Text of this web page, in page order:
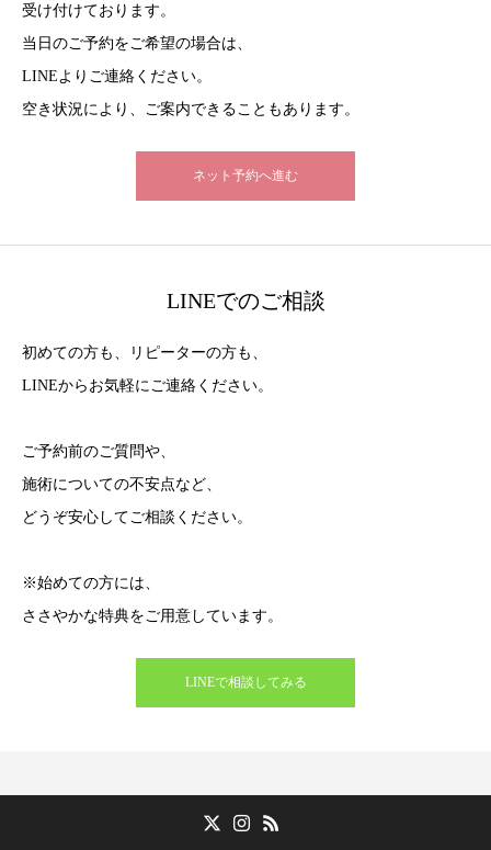
受け付けております。
当日のご予約をご希望の場合は、
LINEよりご連絡ください。
空き状況により、ご案内できることもあります。
ネット予約へ進む
LINEでのご相談
初めての方も、リピーターの方も、
LINEからお気軽にご連絡ください。
ご予約前のご質問や、
施術についての不安点など、
どうぞ安心してご相談ください。
※始めての方には、
ささやかな特典をご用意しています。
LINEで相談してみる